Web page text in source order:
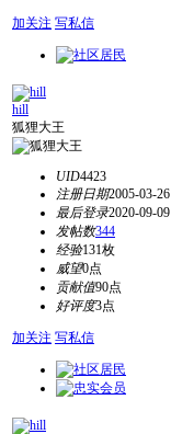
加关注 写私信
hill
狐狸大王
UID4423
注册日期2005-03-26
最后登录2020-09-09
发帖数344
经验131枚
威望0点
贡献值90点
好评度3点
加关注 写私信